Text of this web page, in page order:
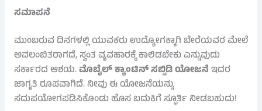
ಸಮಾಪನೆ
ಮುಂಬರುವ ದಿನಗಳಲ್ಲಿ ಯುವಕರು ಉದ್ಯೋಗಕ್ಕಾಗಿ ಬೇರೆಯವರ ಮೇಲೆ
ಅವಲಂಬಿತರಾಗದೆ, ಸ್ವಂತ ವ್ಯವಹಾರಕ್ಕೆ ಕಾಲಿಡಬೇಕು ಎನ್ನುವುದು
ಸರ್ಕಾರದ ಆಶಯ.ಮೊಬೈಲ್ ಕ್ಯಾಂಟಿನ್ ಸಬ್ಸಿಡಿ ಯೋಜನೆಇದರ
ಜಾಗೃತಿ ರೂಪವಾಗಿದೆ. ನೀವು ಈ ಯೋಜನೆಯನ್ನು
ಸದುಪಯೋಗಪಡಿಸಿಕೊಂಡು ಹೊಸ ಬದುಕಿಗೆ ಸ್ಫೂರ್ತಿ ನೀಡಬಹುದು!